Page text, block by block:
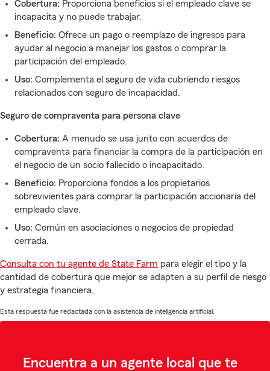
Cobertura: Proporciona beneficios si el empleado clave se
incapacita y no puede trabajar.
Beneficio: Ofrece un pago o reemplazo de ingresos para
ayudar al negocio a manejar los gastos o comprar la
participación del empleado.
Uso: Complementa el seguro de vida cubriendo riesgos
relacionados con seguro de incapacidad.
Seguro de compraventa para persona clave
Cobertura: A menudo se usa junto con acuerdos de
compraventa para financiar la compra de la participación en
el negocio de un socio fallecido o incapacitado.
Beneficio: Proporciona fondos a los propietarios
sobrevivientes para comprar la participación accionaria del
empleado clave.
Uso: Común en asociaciones o negocios de propiedad
cerrada.
Consulta con tu agente de State Farm para elegir el tipo y la
cantidad de cobertura que mejor se adapten a su perfil de riesgo
y estrategia financiera.
Esta respuesta fue redactada con la asistencia de inteligencia artificial.
Encuentra a un agente local que te